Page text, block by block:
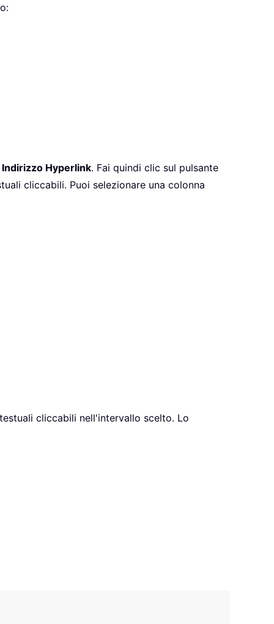
Hyperlink. Fai quindi clic sul pulsante
cliccabili. Puoi selezionare una colonna
cliccabili nell'intervallo scelto. Lo